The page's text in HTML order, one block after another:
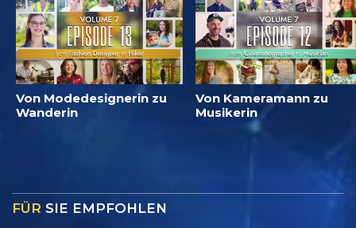
Von Modedesignerin zu
Wanderin
Von Kameramann zu
Musikerin
FÜR SIE EMPFOHLEN